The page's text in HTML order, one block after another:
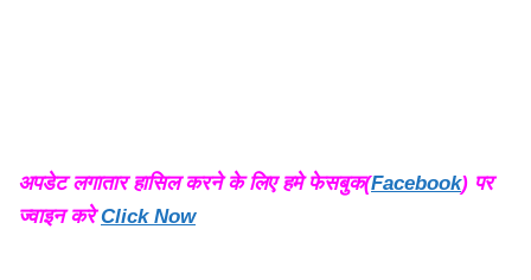
अपडेट लगातार हासिल करने के लिए हमे फेसबुक(Facebook) पर
ज्वाइन करेClick Now